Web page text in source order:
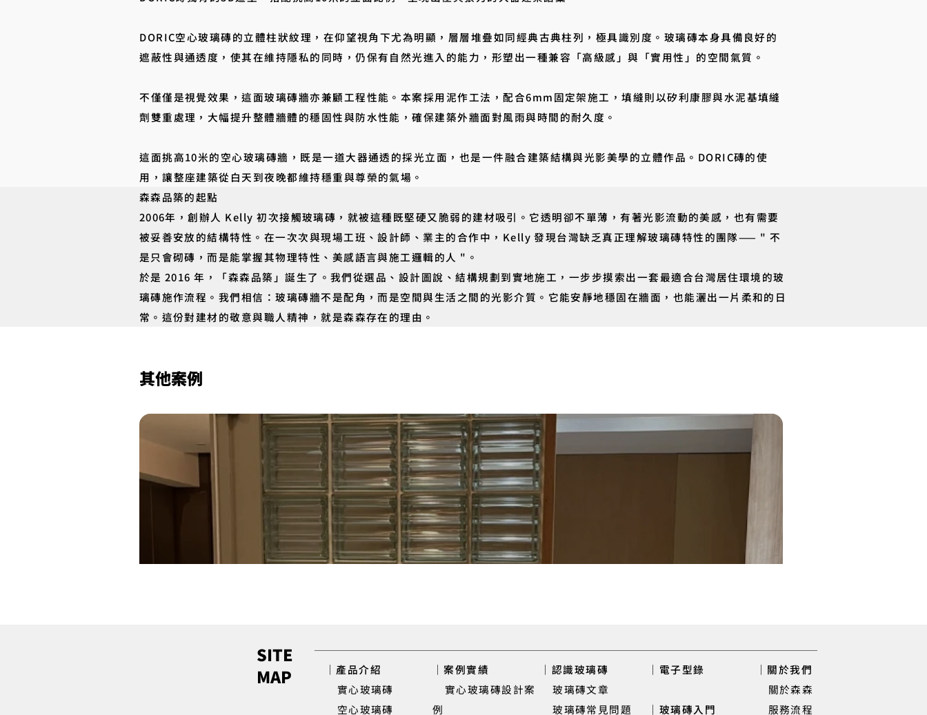
DORIC空心玻璃磚的立體柱狀紋理，在仰望視角下尤為明顯，層層堆疊如同經典古典柱列，極具識別度。玻璃磚本身具備良好的
遮蔽性與通透度，使其在維持隱私的同時，仍保有自然光進入的能力，形塑出一種兼容「高級感」與「實用性」的空間氣質。
不僅僅是視覺效果，這面玻璃磚牆亦兼顧工程性能。本案採用泥作工法，配合6mm固定架施工，填縫則以矽利康膠與水泥基填縫
劑雙重處理，大幅提升整體牆體的穩固性與防水性能，確保建築外牆面對風雨與時間的耐久度。
這面挑高10米的空心玻璃磚牆，既是一道大器通透的採光立面，也是一件融合建築結構與光影美學的立體作品。DORIC磚的使
用，讓整座建築從白天到夜晚都維持穩重與尊榮的氣場。
森森品築的起點
2006年，創辦人 Kelly 初次接觸玻璃磚，就被這種既堅硬又脆弱的建材吸引。它透明卻不單薄，有著光影流動的美感，也有需要
被妥善安放的結構特性。在一次次與現場工班、設計師、業主的合作中，Kelly 發現台灣缺乏真正理解玻璃磚特性的團隊—— " 不
是只會砌磚，而是能掌握其物理特性、美感語言與施工邏輯的人 "。
於是 2016 年，「森森品築」誕生了。我們從選品、設計圖說、結構規劃到實地施工，一步步摸索出一套最適合台灣居住環境的玻
璃磚施作流程。我們相信：玻璃磚牆不是配角，而是空間與生活之間的光影介質。它能安靜地穩固在牆面，也能灑出一片柔和的日
常。這份對建材的敬意與職人精神，就是森森存在的理由。
其他案例
SITE
MAP
｜產品介紹
實心玻璃磚
​ 空心玻璃磚
｜案例實績
實心玻璃磚設計案
例
｜認識玻璃磚
玻璃磚文章
玻璃磚常見問題
｜電子型錄
｜玻璃磚入門
｜關於我們
關於森森
服務流程